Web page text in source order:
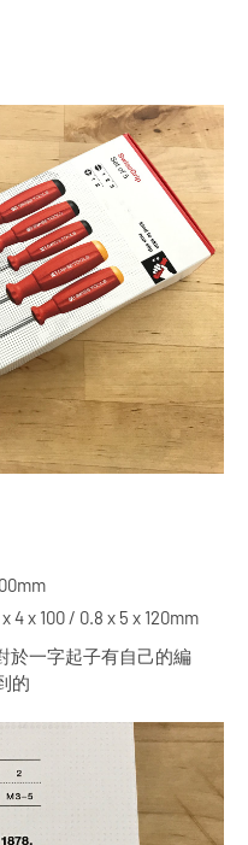
4 x 100 / 0.8 x 5 x 120mm
於一字起子有自己的編
的